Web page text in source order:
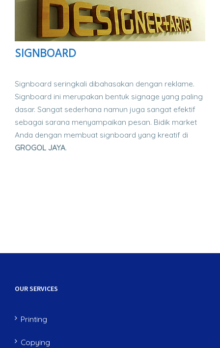
SIGNBOARD
Signboard seringkali dibahasakan dengan reklame.
Signboard ini merupakan bentuk signage yang paling
dasar. Sangat sederhana namun juga sangat efektif
sebagai sarana menyampaikan pesan. Bidik market
Anda dengan membuat signboard yang kreatif di
GROGOL JAYA.
OUR SERVICES
Printing
Copying